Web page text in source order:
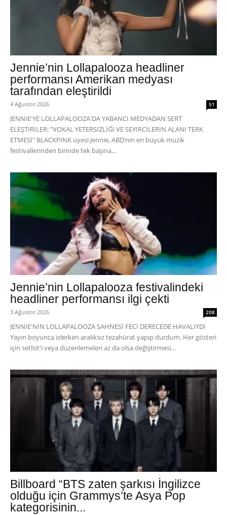
Jennie’nin Lollapalooza headliner
performansı Amerikan medyası
tarafından eleştirildi
4 Ağustos 2026 51
JENNIE'YE LOLLAPALOOZA'DA YABANCI MEDYADAN SERT
ELEŞTİRİLER: "VOKAL YETERSİZLİĞİ VE SEYİRCİLERİN ALANI TERK
ETMESİ" BLACKPINK üyesi Jennie, ABD’nin en büyük müzik
festivallerinden birinde tek başına...
Jennie’nin Lollapalooza festivalindeki
headliner performansı ilgi çekti
3 Ağustos 2026 208
JENNIE'NİN LOLLAPALOOZA SAHNESİ FECİ DERECEDE HAVALIYDI
Yayın boyunca izlerken aralıksız tezahürat yapıp durdum. Her gösteri
için setlist'i veya düzenlemeleri az da olsa değiştirmesi...
Billboard “BTS zaten şarkısı İngilizce
olduğu için Grammys’te Asya Pop
kategorisinin...